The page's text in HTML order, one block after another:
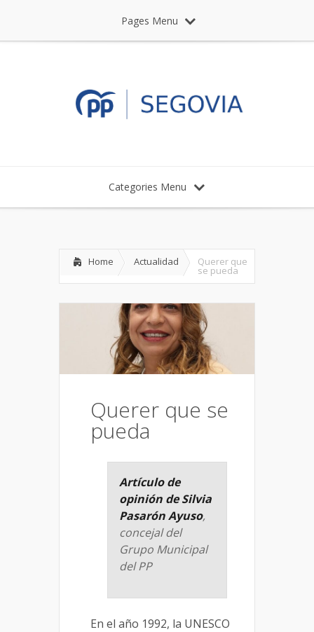
Pages Menu
Categories Menu
Home Actualidad Querer que
se pueda
Querer que se
pueda
Artículo de
opinión de Silvia
Pasarón Ayuso,
concejal del
Grupo Municipal
del PP
En el año 1992, la UNESCO